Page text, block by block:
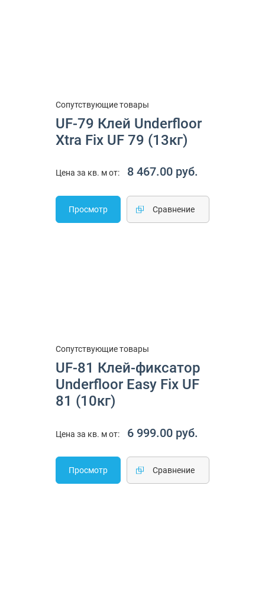
Сопутствующие товары
UF-79 Клей Underfloor
Xtra Fix UF 79 (13кг)
Цена за кв. м от: 8 467.00 руб.
Просмотр Cравнение
Сопутствующие товары
UF-81 Клей-фиксатор
Underfloor Easy Fix UF
81 (10кг)
Цена за кв. м от: 6 999.00 руб.
Просмотр Cравнение